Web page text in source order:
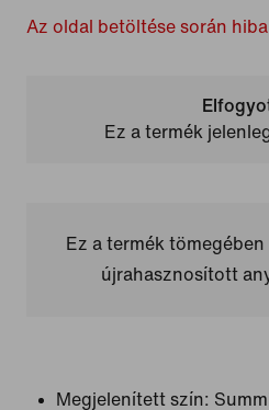
Az oldal betöltése során
Ez a termék
Ez a termék
újrahasznosított
Megjelenített szín: